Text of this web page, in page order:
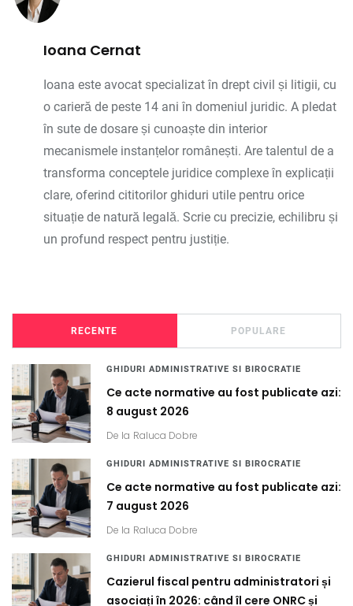
Ioana Cernat
Ioana este avocat specializat în drept civil și litigii, cu
o carieră de peste 14 ani în domeniul juridic. A pledat
în sute de dosare și cunoaște din interior
mecanismele instanțelor românești. Are talentul de a
transforma conceptele juridice complexe în explicații
clare, oferind cititorilor ghiduri utile pentru orice
situație de natură legală. Scrie cu precizie, echilibru și
un profund respect pentru justiție.
RECENTE POPULARE
GHIDURI ADMINISTRATIVE SI BIROCRATIE
Ce acte normative au fost publicate azi:
8 august 2026
De la Raluca Dobre
GHIDURI ADMINISTRATIVE SI BIROCRATIE
Ce acte normative au fost publicate azi:
7 august 2026
De la Raluca Dobre
GHIDURI ADMINISTRATIVE SI BIROCRATIE
Cazierul fiscal pentru administratori și
asociați în 2026: când îl cere ONRC și